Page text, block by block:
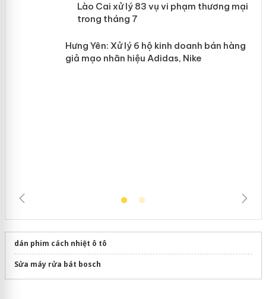
Lào Cai xử lý 83 vụ vi phạm thương
mại trong tháng 7
dán phim cách nhiệt ô tô
Sửa máy rửa bát bosch